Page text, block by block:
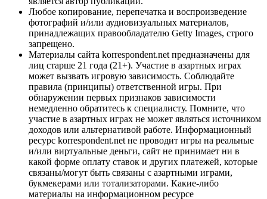
Любое копирование, перепечатка и воспроизведение
фотографий и/или аудиовизуальных материалов,
принадлежащих правообладателю Getty Images, строго
запрещено.
Материалы сайта korrespondent.net предназначены для
лиц старше 21 года (21+). Участие в азартных играх
может вызвать игровую зависимость. Соблюдайте
правила (принципы) ответственной игры. При
обнаружении первых признаков зависимости
немедленно обратитесь к специалисту. Помните, что
участие в азартных играх не может являться источником
доходов или альтернативой работе. Информационный
ресурс korrespondent.net не проводит игры на реальные
и/или виртуальные деньги, сайт не принимает ни в
какой форме оплату ставок и других платежей, которые
связаны/могут быть связаны с азартными играми,
букмекерами или тотализаторами. Какие-либо
материалы на информационном ресурсе